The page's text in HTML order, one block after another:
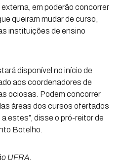
em poderão concorrer
queiram mudar de curso,
instituições de ensino
disponível no início de
aos coordenadores de
ociosas. Podem concorrer
áreas dos cursos ofertados
estes”, disse o pró-reitor de
Botelho.
UFRA.